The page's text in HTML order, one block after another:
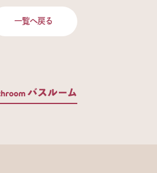
一覧へ戻る
バスルーム